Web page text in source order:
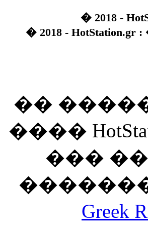
� 2018 -
� 2018 -
��
����
��� ��
Greek